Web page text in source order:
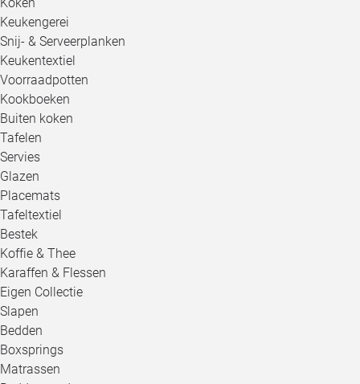
Keukengerei
Snij- & Serveerplanken
Keukentextiel
Voorraadpotten
Kookboeken
Buiten koken
Tafelen
Servies
Glazen
Placemats
Tafeltextiel
Bestek
Koffie & Thee
Karaffen & Flessen
Eigen Collectie
Slapen
Bedden
Boxsprings
Matrassen